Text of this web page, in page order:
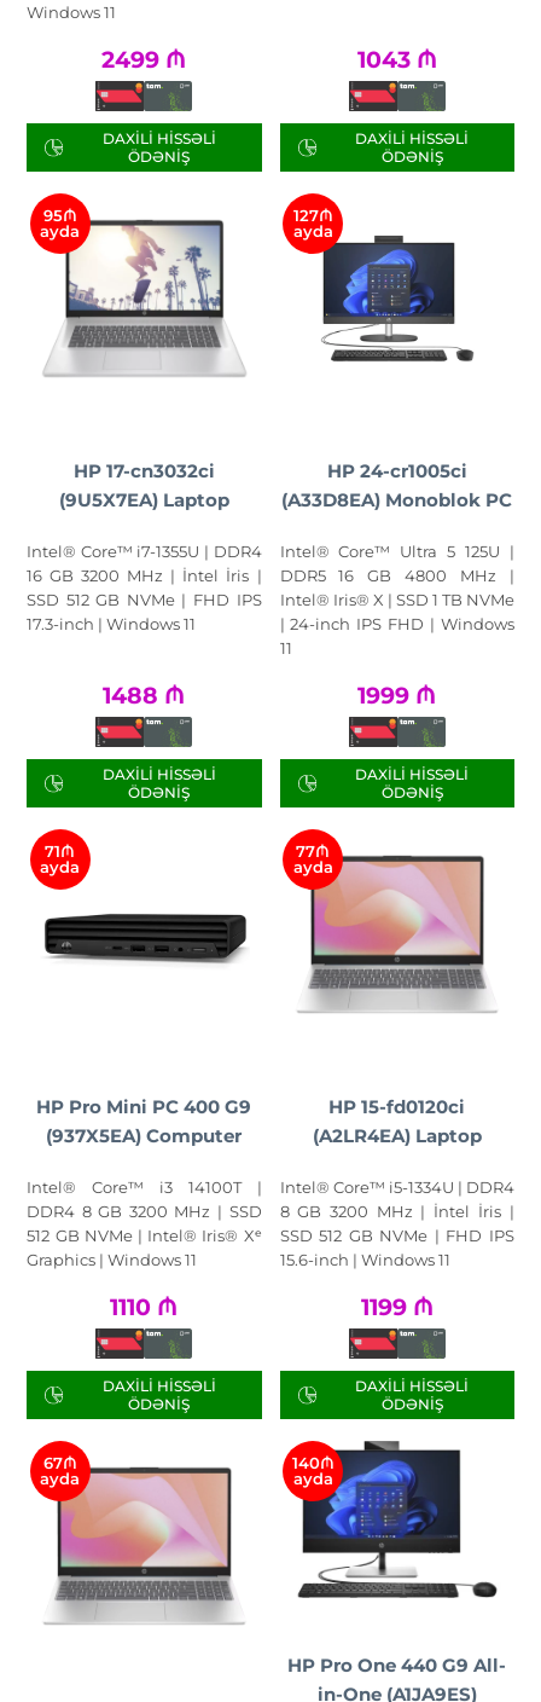
Windows 11
2499 ₼
DAXILI HISSƏLI
ÖDƏNIŞ
1043 ₼
DAXILI HISSƏLI
ÖDƏNIŞ
95₼
ayda
HP 17-cn3032ci
(9U5X7EA) Laptop
Intel® Core™ i7-1355U | DDR4
16 GB 3200 MHz | İntel İris |
SSD 512 GB NVMe | FHD IPS
17.3-inch | Windows 11
1488 ₼
DAXILI HISSƏLI
ÖDƏNIŞ
127₼
ayda
HP 24-cr1005ci
(A33D8EA) Monoblok PC
Intel® Core™ Ultra 5 125U |
DDR5 16 GB 4800 MHz |
Intel® Iris® X | SSD 1 TB NVMe
| 24-inch IPS FHD | Windows
11
1999 ₼
DAXILI HISSƏLI
ÖDƏNIŞ
71₼
ayda
HP Pro Mini PC 400 G9
(937X5EA) Computer
Intel® Core™ i3 14100T |
DDR4 8 GB 3200 MHz | SSD
512 GB NVMe | Intel® Iris® Xᵉ
Graphics | Windows 11
1110 ₼
DAXILI HISSƏLI
ÖDƏNIŞ
77₼
ayda
НР 15-fd0120ci
(A2LR4EA) Laptop
Intel® Core™ i5-1334U | DDR4
8 GB 3200 MHz | İntel İris |
SSD 512 GB NVMe | FHD IPS
15.6-inch | Windows 11
1199 ₼
DAXILI HISSƏLI
ÖDƏNIŞ
67₼
ayda
140₼
ayda
HP Pro One 440 G9 All-
in-One (A1JA9ES)